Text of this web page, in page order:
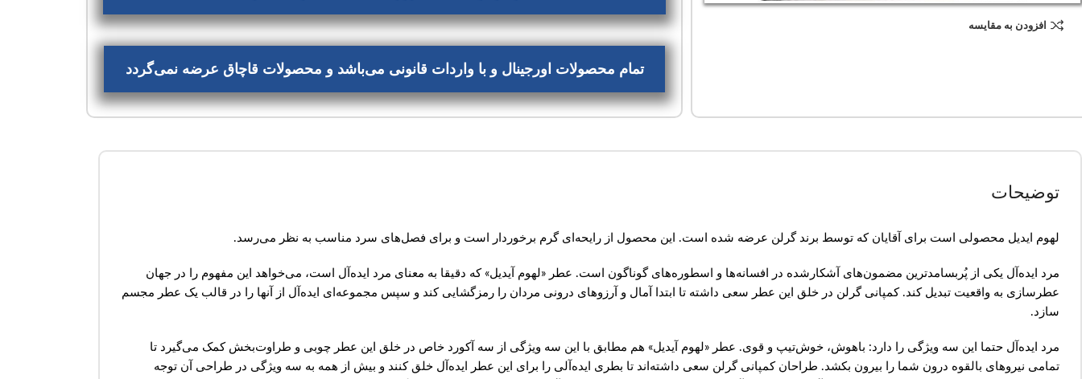
افزودن به مقایسه
تمام محصولات اورجینال و با واردات قانونی می‌باشد و محصولات قاچاق عرضه نمی‌گردد
توضیحات
لهوم ایدیل محصولی است برای آقایان که توسط برند گرلن عرضه شده است. این محصول از رایحه‌ای گرم برخوردار است و برای فصل‌های سرد مناسب به نظر می‌رسد.
مرد ایده‌آل یکی از پُربسامدترین مضمون‌های آشکارشده در افسانه‌ها و اسطوره‌های گوناگون است. عطر «لهوم آیدیل» که دقیقا به معنای مرد ایده‌آل است، می‌خواهد این مفهوم را در جهان
عطرسازی به واقعیت تبدیل کند. کمپانی گرلن در خلق این عطر سعی داشته تا ابتدا آمال و آرزوهای درونی مردان را رمزگشایی کند و سپس مجموعه‌ای ایده‌آل از آنها را در قالب یک عطر مجسم
سازد.
مرد ایده‌آل حتما این سه ویژگی را دارد: باهوش، خوش‌تیپ و قوی. عطر «لهوم آیدیل» هم مطابق با این سه ویژگی از سه آکورد خاص در خلق این عطر چوبی و طراوت‌بخش کمک می‌گیرد تا
تمامی نیروهای بالقوه درون شما را بیرون بکشد. طراحان کمپانی گرلن سعی داشته‌اند تا بطری ایده‌آلی را برای این عطر ایده‌آل خلق کنند و بیش از همه به سه ویژگی در طراحی آن توجه